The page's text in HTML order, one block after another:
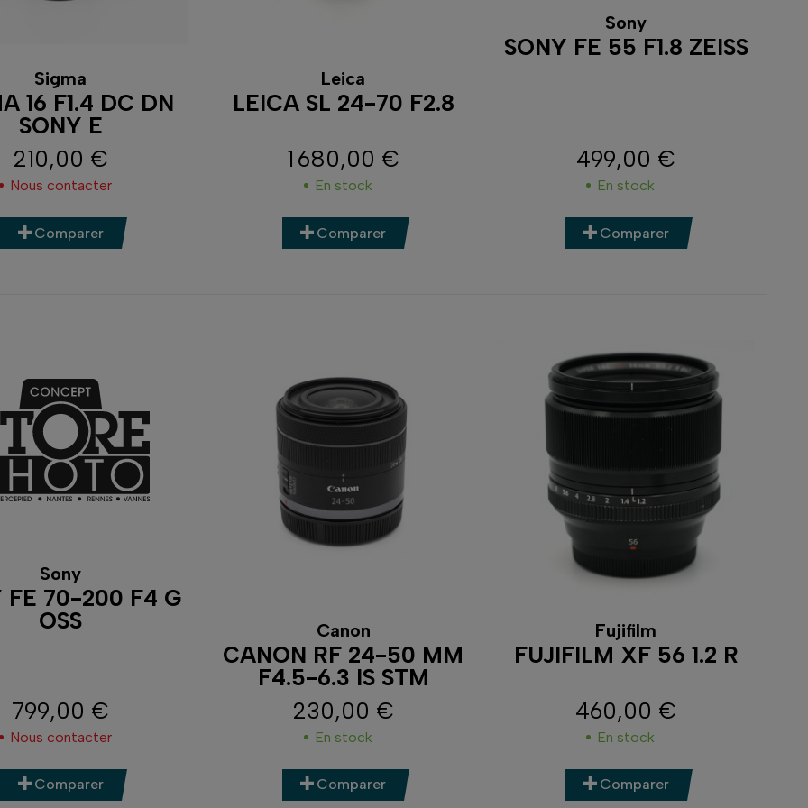
Sigma
16 F1.4 DC DN
SONY E
Prix
210,00 €
Nous contacter
Comparer
Leica
LEICA SL 24-70 F2.8
Prix
1 680,00 €
En stock
Comparer
Sony
SONY FE 55 F1.8 ZEISS
Prix
499,00 €
En stock
Comparer
Sony
FE 70-200 F4 G
OSS
Prix
799,00 €
Nous contacter
Comparer
Canon
CANON RF 24-50 MM
F4.5-6.3 IS STM
Prix
230,00 €
En stock
Comparer
Fujifilm
FUJIFILM XF 56 1.2 R
Prix
460,00 €
En stock
Comparer